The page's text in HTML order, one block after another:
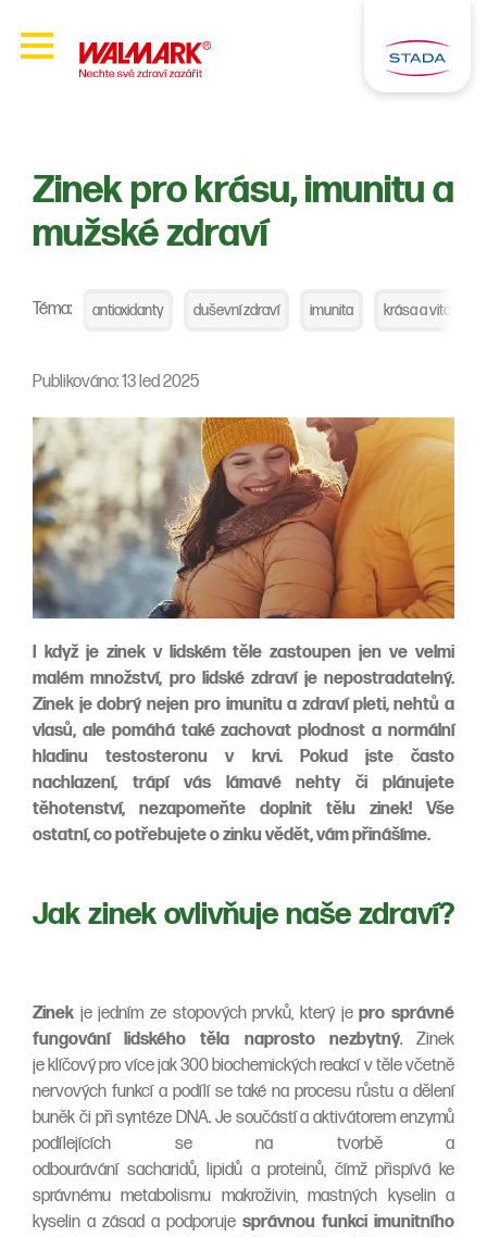
Zinek pro krásu, imunitu a
mužské zdraví
Téma: antioxidanty duševní zdraví imunita krása a vitalita
Publikováno: 13 led 2025
I když je zinek v lidském těle zastoupen jen ve velmi
malém množství, pro lidské zdraví je nepostradatelný.
Zinek je dobrý nejen pro imunitu a zdraví pleti, nehtů a
vlasů, ale pomáhá také zachovat plodnost a normální
hladinu testosteronu v krvi. Pokud jste často
nachlazení, trápí vás lámavé nehty či plánujete
těhotenství, nezapomeňte doplnit tělu zinek! Vše
ostatní, co potřebujete o zinku vědět, vám přinášíme.
Jak zinek ovlivňuje naše zdraví?
Zinek je jedním ze stopových prvků, který jepro správné
fungování lidského těla naprosto nezbytný. Zinek
je klíčový pro více jak 300 biochemických reakcí v těle včetně
nervových funkcí a podílí se také na procesu růstu a dělení
buněk či při syntéze DNA. Je součástí a aktivátorem enzymů
podílejících se na tvorbě a
odbourávání sacharidů, lipidů a proteinů, čímž přispívá ke
správnému metabolismu makroživin, mastných kyselin a
kyselin a zásad a podporuje správnou funkci imunitního